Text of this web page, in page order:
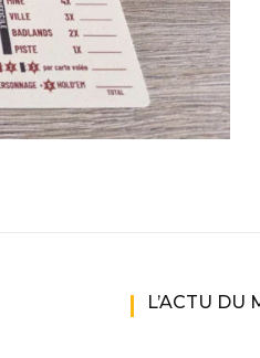
XBox One
XBox Series X|S
L’ACTU DU